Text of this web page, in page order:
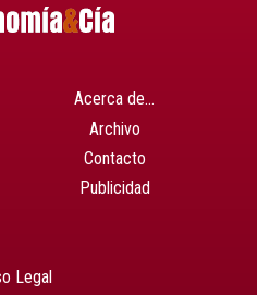
Acerca de…
Archivo
Contacto
Publicidad
Legal